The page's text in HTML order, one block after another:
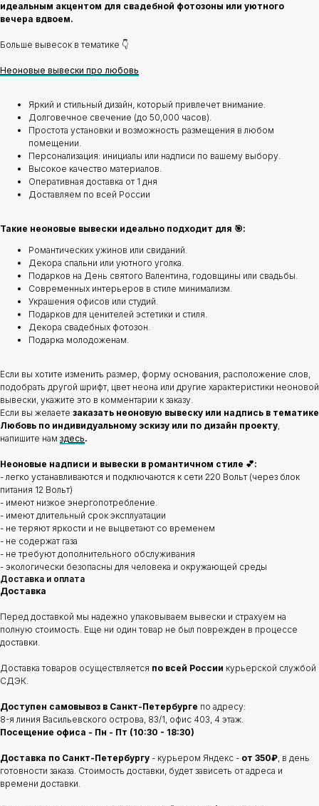
идеальным акцентом для свадебной фотозоны или уютного
вечера вдвоем.
Больше вывесок в тематике 👇
Неоновые вывески про любовь
Яркий и стильный дизайн, который привлечет внимание.
Долговечное свечение (до 50,000 часов).
Простота установки и возможность размещения в любом
помещении.
Персонализация: инициалы или надписи по вашему выбору.
Высокое качество материалов.
Оперативная доставка от 1 дня
Доставляем по всей России
Такие неоновые вывески идеально подходит для 🎯:
Романтических ужинов или свиданий.
Декора спальни или уютного уголка.
Подарков на День святого Валентина, годовщины или свадьбы.
Современных интерьеров в стиле минимализм.
Украшения офисов или студий.
Подарков для ценителей эстетики и стиля.
Декора свадебных фотозон.
Подарка молодоженам.
Если вы хотите изменить размер, форму основания, расположение слов,
подобрать другой шрифт, цвет неона или другие характеристики неоновой
вывески, укажите это в комментарии к заказу.
Если вы желаете заказать неоновую вывеску или надпись в тематике
Любовь по индивидуальному эскизу или по дизайн проекту,
напишите нам здесь.
Неоновые надписи и вывески в романтичном стиле 💕:
- легко устанавливаются и подключаются к сети 220 Вольт (через блок
питания 12 Вольт)
- имеют низкое энергопотребление.
- имеют длительный срок эксплуатации
- не теряют яркости и не выцветают со временем
- не содержат газа
- не требуют дополнительного обслуживания
- экологически безопасны для человека и окружающей среды
Доставка и оплата
Доставка
Перед доставкой мы надежно упаковываем вывески и страхуем на
полную стоимость. Еще ни один товар не был поврежден в процессе
доставки.
Доставка товаров осуществляется по всей России курьерской службой
СДЭК.
Доступен самовывоз в Санкт-Петербурге по адресу:
8-я линия Васильевского острова, 83/1, офис 403, 4 этаж.
Посещение офиса - Пн - Пт (10:30 - 18:30)
Доставка по Санкт-Петербургу - курьером Яндекс - от 350₽, в день
готовности заказа. Стоимость доставки, будет зависеть от адреса и
времени доставки.